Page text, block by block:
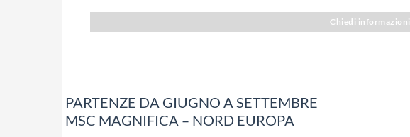
Chiedi informazioni
PARTENZE DA GIUGNO A SETTEMBRE
MSC MAGNIFICA – NORD EUROPA